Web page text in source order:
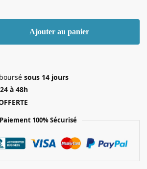
Ajouter au panier
sous 14 jours
à 48h
Paiement 100% Sécurisé